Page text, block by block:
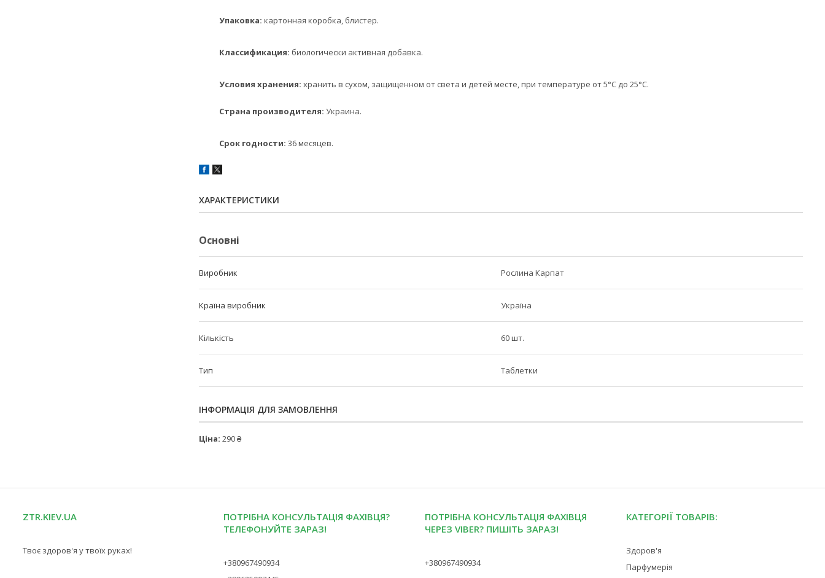
Упаковка: картонная коробка, блистер.
Классификация: биологически активная добавка.
Условия хранения: хранить в сухом, защищенном от света и детей месте, при температуре от 5°С до 25°С.
Страна производителя: Украина.
Срок годности: 36 месяцев.
ХАРАКТЕРИСТИКИ
Основні
Виробник Рослина Карпат
Країна виробник Україна
Кількість 60 шт.
Тип Таблетки
ІНФОРМАЦІЯ ДЛЯ ЗАМОВЛЕННЯ
Ціна: 290 ₴
ZTR.KIEV.UA
Твоє здоров'я у твоїх руках!
ПОТРІБНА КОНСУЛЬТАЦІЯ ФАХІВЦЯ?
ТЕЛЕФОНУЙТЕ ЗАРАЗ!
+380967490934
ПОТРІБНА КОНСУЛЬТАЦІЯ ФАХІВЦЯ
ЧЕРЕЗ VIBER? ПИШІТЬ ЗАРАЗ!
+380967490934
КАТЕГОРІЇ ТОВАРІВ:
Здоров'я
Парфумерія